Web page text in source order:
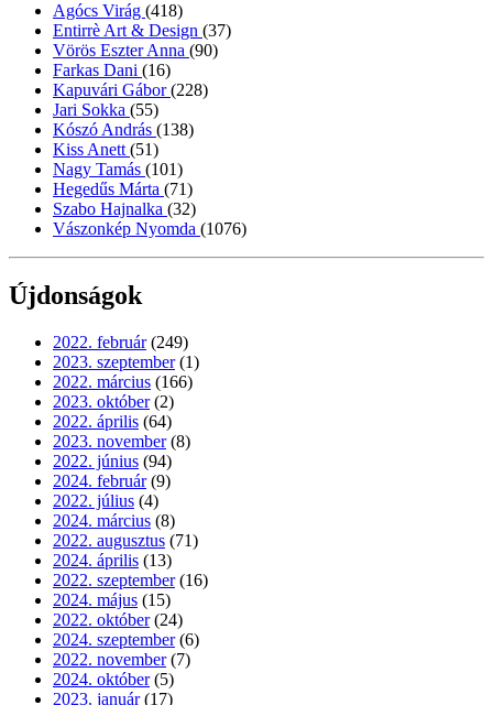
Agócs Virág (418)
Entirrè Art & Design (37)
Vörös Eszter Anna (90)
Farkas Dani (16)
Kapuvári Gábor(228)
Jari Sokka (55)
Kószó András (138)
Kiss Anett (51)
Nagy Tamás (101)
Hegedűs Márta (71)
Szabo Hajnalka (32)
Vászonkép Nyomda (1076)
Újdonságok
2022. február (249)
2023. szeptember (1)
2022. március (166)
2023. október (2)
2022. április (64)
2023. november (8)
2022. június (94)
2024. február (9)
2022. július (4)
2024. március (8)
2022. augusztus (71)
2024. április (13)
2022. szeptember (16)
2024. május (15)
2022. október (24)
2024. szeptember (6)
2022. november (7)
2024. október (5)
2023. január (17)